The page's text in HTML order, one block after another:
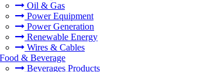
Oil & Gas
Power Equipment
Power Generation
Renewable Energy
Wires & Cables
Food & Beverage
Beverages Products